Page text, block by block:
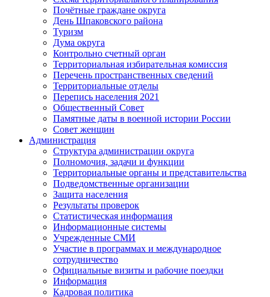
Почётные граждане округа
День Шпаковского района
Туризм
Дума округа
Контрольно счетный орган
Территориальная избирательная комиссия
Перечень пространственных сведений
Территориальные отделы
Перепись населения 2021
Общественный Совет
Памятные даты в военной истории России
Совет женщин
Администрация
Структура администрации округа
Полномочия, задачи и функции
Территориальные органы и представительства
Подведомственные организации
Защита населения
Результаты проверок
Статистическая информация
Информационные системы
Учрежденные СМИ
Участие в программах и международное
сотрудничество
Официальные визиты и рабочие поездки
Информация
Кадровая политика